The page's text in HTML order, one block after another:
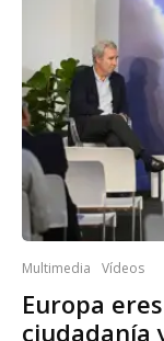
Multimedia Vídeos
Europa
ciudadanía